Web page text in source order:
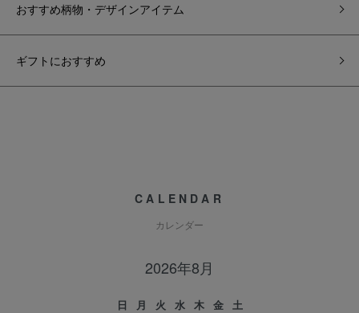
おすすめ柄物・デザインアイテム
ギフトにおすすめ
CALENDAR
カレンダー
2026年8月
日 月 火 水 木 金
土